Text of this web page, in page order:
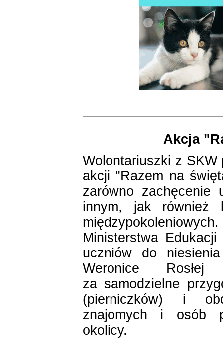
Akcja
Wolontariuszki z SKW
akcji "Razem na
zarówno zachęcenie
innym, jak również
Ministerstwa
uczniów do
Weronice
za samodzielne
(pierniczków) i
znajomych i osób
okolicy.